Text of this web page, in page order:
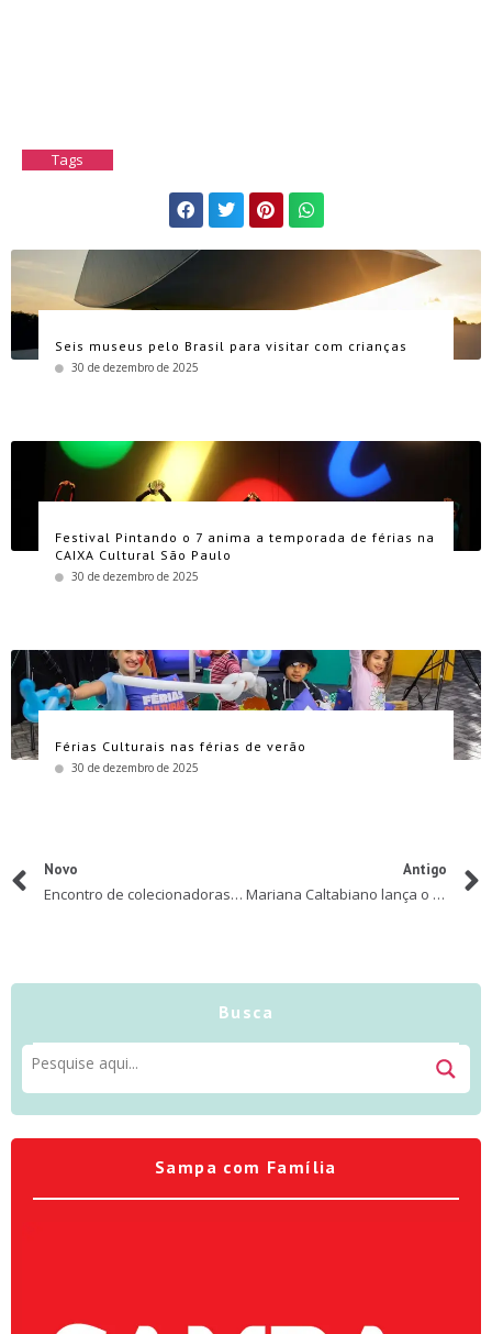
Tags
Seis museus pelo Brasil para visitar com crianças
30 de dezembro de 2025
Festival Pintando o 7 anima a temporada de férias na
CAIXA Cultural São Paulo
30 de dezembro de 2025
Férias Culturais nas férias de verão
30 de dezembro de 2025
Novo
Encontro de colecionadoras de LOL
Antigo
Mariana Caltabiano lança o livro infantil O Problema
Busca
Sampa com Família